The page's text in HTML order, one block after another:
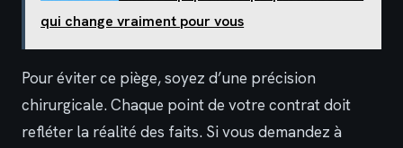
qui change vraiment pour vous
Pour éviter ce piège, soyez d’une précision
chirurgicale. Chaque point de votre contrat doit
refléter la réalité des faits. Si vous demandez à